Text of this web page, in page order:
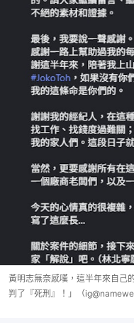
黃明志無奈感嘆，這半年來自己
判了『死刑』！」（